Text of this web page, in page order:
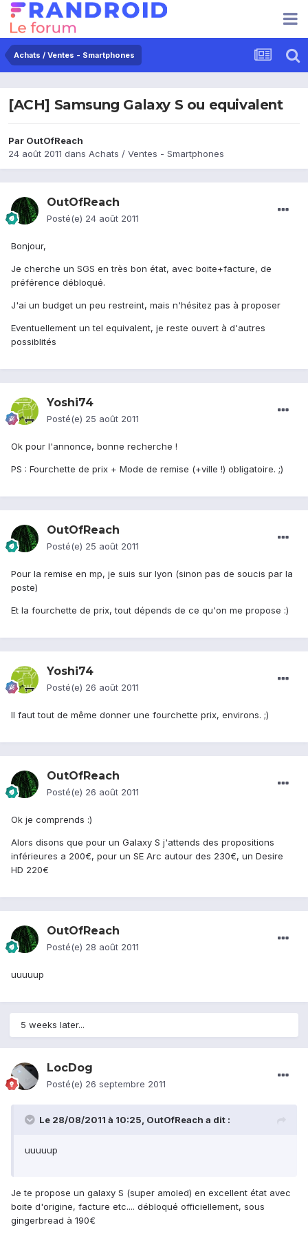
Achats / Ventes - Smartphones
[ACH] Samsung Galaxy S ou equivalent
Par OutOfReach
24 août 2011 dans Achats / Ventes - Smartphones
OutOfReach
Posté(e) 24 août 2011
Bonjour,
Je cherche un SGS en très bon état, avec boite+facture, de
préférence débloqué.
J'ai un budget un peu restreint, mais n'hésitez pas à proposer
Eventuellement un tel equivalent, je reste ouvert à d'autres
possiblités
Yoshi74
Posté(e) 25 août 2011
Ok pour l'annonce, bonne recherche !
PS : Fourchette de prix + Mode de remise (+ville !) obligatoire. ;)
OutOfReach
Posté(e) 25 août 2011
Pour la remise en mp, je suis sur lyon (sinon pas de soucis par la
poste)
Et la fourchette de prix, tout dépends de ce qu'on me propose :)
Yoshi74
Posté(e) 26 août 2011
Il faut tout de même donner une fourchette prix, environs. ;)
OutOfReach
Posté(e) 26 août 2011
Ok je comprends :)
Alors disons que pour un Galaxy S j'attends des propositions
inférieures a 200€, pour un SE Arc autour des 230€, un Desire
HD 220€
OutOfReach
Posté(e) 28 août 2011
uuuuup
5 weeks later...
LocDog
Posté(e) 26 septembre 2011
Le 28/08/2011 à 10:25, OutOfReach a dit :
uuuuup
Je te propose un galaxy S (super amoled) en excellent état avec
boite d'origine, facture etc.... débloqué officiellement, sous
gingerbread à 190€